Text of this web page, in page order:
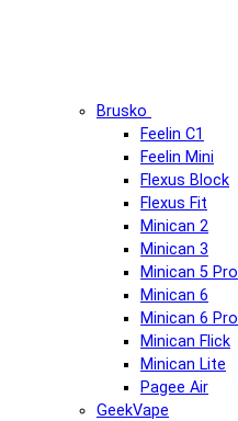
Brusko
Feelin C1
Feelin Mini
Flexus Block
Flexus Fit
Minican 2
Minican 3
Minican 5 Pro
Minican 6
Minican 6 Pro
Minican Flick
Minican Lite
Pagee Air
GeekVape